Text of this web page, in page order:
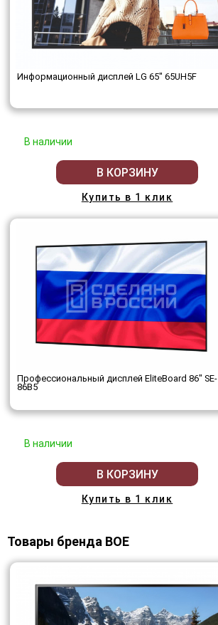
Информационный дисплей LG 65" 65UH5F
В наличии
В КОРЗИНУ
Купить в 1 клик
Профессиональный дисплей EliteBoard 86" SE-
86B5
В наличии
В КОРЗИНУ
Купить в 1 клик
Товары бренда BOE